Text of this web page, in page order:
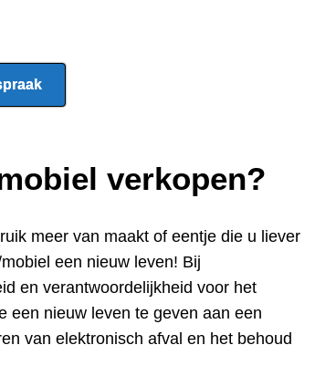
verkopen?
ik meer van maakt of eentje die u liever
een nieuw leven! Bij
en verantwoordelijkheid voor het
een nieuw leven te geven aan een
van elektronisch afval en het behoud